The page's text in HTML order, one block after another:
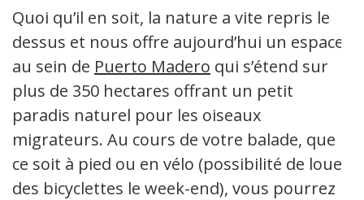
Quoi qu’il en soit, la nature a vite repris le
dessus et nous offre aujourd’hui un espace
au sein de Puerto Madero qui s’étend sur
plus de 350 hectares offrant un petit
paradis naturel pour les oiseaux
migrateurs. Au cours de votre balade, que
ce soit à pied ou en vélo (possibilité de louer
des bicyclettes le week-end), vous pourrez